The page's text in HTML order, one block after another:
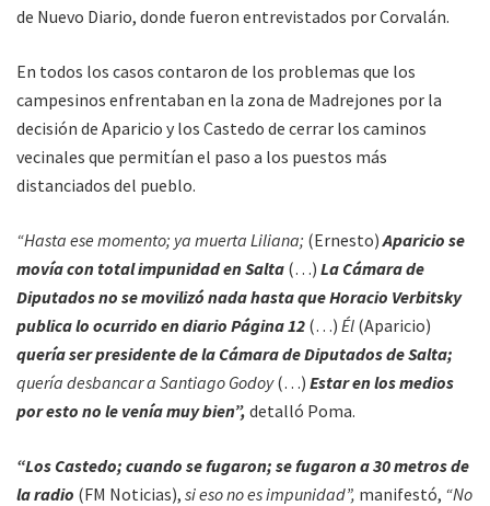
de Nuevo Diario, donde fueron entrevistados por Corvalán.
En todos los casos contaron de los problemas que los
campesinos enfrentaban en la zona de Madrejones por la
decisión de Aparicio y los Castedo de cerrar los caminos
vecinales que permitían el paso a los puestos más
distanciados del pueblo.
“Hasta ese momento; ya muerta Liliana; (Ernesto)Aparicio se
movía con total impunidad en Salta (…) La Cámara de
Diputados no se movilizó nada hasta que Horacio Verbitsky
publica lo ocurrido en diario Página 12 (…) Él (Aparicio)
quería ser presidente de la Cámara de Diputados de Salta;
quería desbancar a Santiago Godoy(…) Estar en los medios
por esto no le venía muy bien”, detalló Poma.
“Los Castedo; cuando se fugaron; se fugaron a 30 metros de
la radio (FM Noticias), si eso no es impunidad”, manifestó, “No